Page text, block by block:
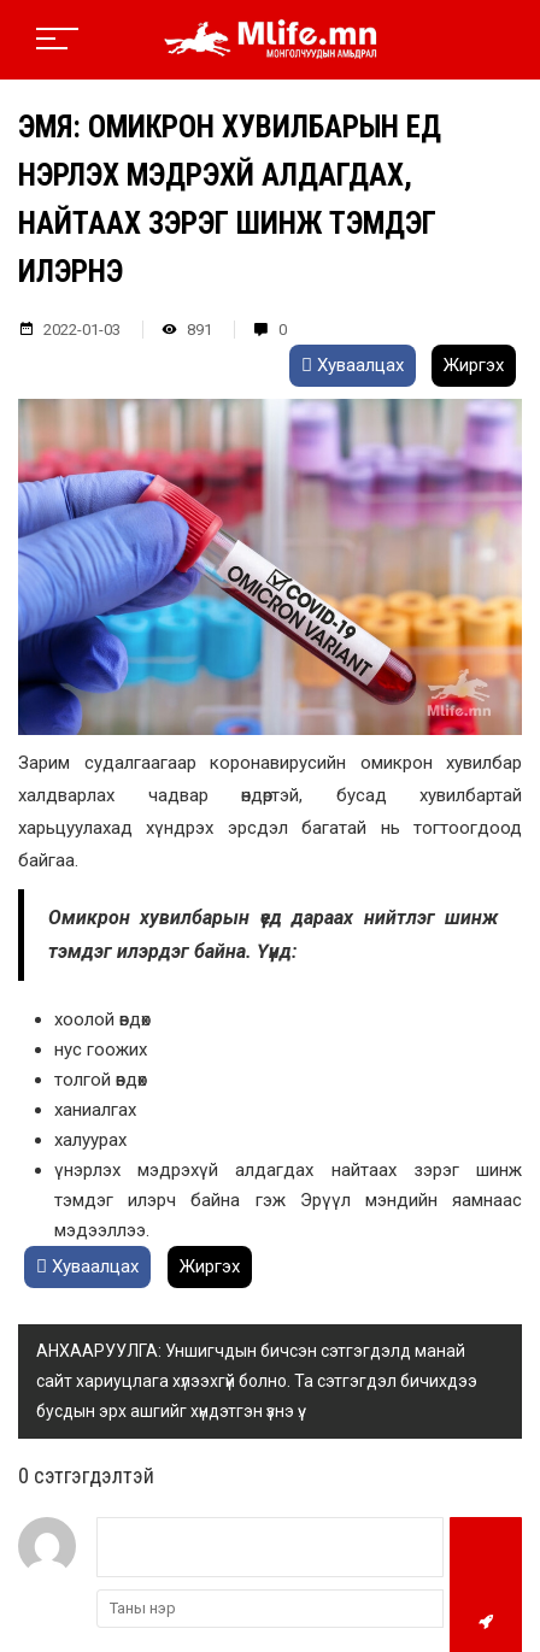
ЭМЯ: ОМИКРОН ХУВИЛБАРЫН ҮЕД
ҮНЭРЛЭХ МЭДРЭХҮЙ АЛДАГДАХ,
НАЙТААХ ЗЭРЭГ ШИНЖ ТЭМДЭГ
ИЛЭРНЭ
2022-01-03 891 0
Хуваалцах Жиргэх
Зарим судалгаагаар коронавирусийн омикрон хувилбар
халдварлах чадвар өндөртэй, бусад хувилбартай
харьцуулахад хүндрэх эрсдэл багатай нь тогтоогдоод
байгаа.
Омикрон хувилбарын үед дараах нийтлэг шинж
тэмдэг илэрдэг байна. Үүнд:
хоолой өвдөх
нус гоожих
толгой өвдөх
ханиалгах
халуурах
үнэрлэх мэдрэхүй алдагдах найтаах зэрэг шинж
тэмдэг илэрч байна гэж Эрүүл мэндийн яамнаас
мэдээллээ.
Хуваалцах
Жиргэх
АНХААРУУЛГА: Уншигчдын бичсэн сэтгэгдэлд манай
сайт хариуцлага хүлээхгүй болно. Та сэтгэгдэл бичихдээ
бусдын эрх ашгийг хүндэтгэн үзнэ үү.
0 cэтгэгдэлтэй